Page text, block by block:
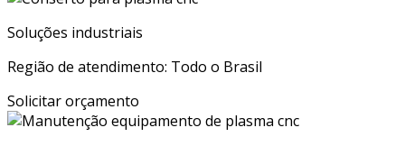
Soluções industriais
Região de atendimento: Todo o Brasil
Solicitar orçamento